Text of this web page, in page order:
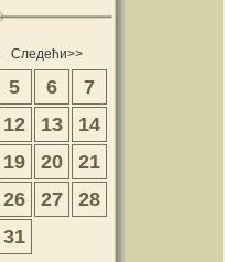
Следећи>>
5 6
7
12 13
14
19 20
21
26 27
28
31